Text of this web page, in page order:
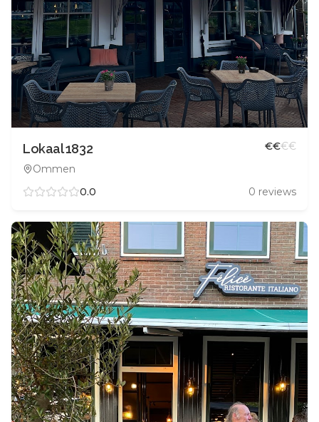
Lokaal 1832
Ommen
€€€€
0.0 0 reviews